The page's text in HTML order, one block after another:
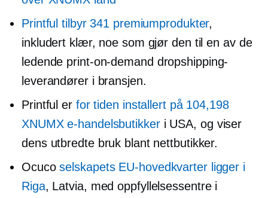
Printful tilbyr 341 premiumprodukter,
inkludert klær, noe som gjør den til en av de
ledende print-on-demand dropshipping-
leverandører i bransjen.
Printful er for tiden installert på 104,198
XNUMX e-handelsbutikkeri USA, og viser
dens utbredte bruk blant nettbutikker.
Ocucoselskapets EU-hovedkvarter ligger i
Riga, Latvia, med oppfyllelsessentre i